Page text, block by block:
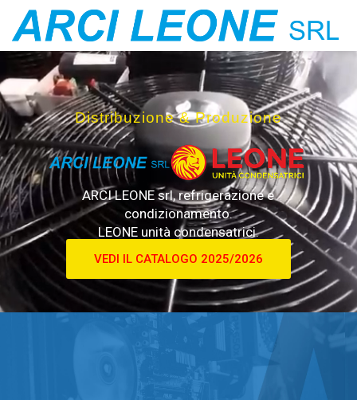
Distribuzione & Produzione
ARCI LEONE srl, refrigerazione e
condizionamento.
LEONE unità condensatrici.
VEDI IL CATALOGO 2025/2026